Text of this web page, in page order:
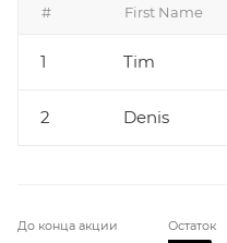
# First Name
1 Tim
2 Denis
До конца акции Остаток